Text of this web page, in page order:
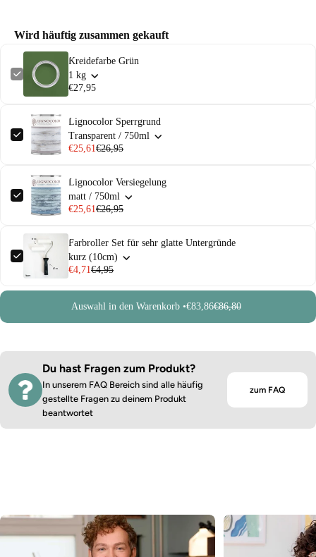
Wird häuftig zusammen gekauft
Kreidefarbe Grün
1 kg
€27,95
Lignocolor Sperrgrund
Transparent / 750ml
€25,61€26,95
Lignocolor Versiegelung
matt / 750ml
€25,61€26,95
Farbroller Set für sehr glatte Untergründe
kurz (10cm)
€4,71€4,95
Auswahl in den Warenkorb •€83,86€86,80
Du hast Fragen zum Produkt?
In unserem FAQ Bereich sind alle häufig
gestellte Fragen zu deinem Produkt
beantwortet
zum FAQ